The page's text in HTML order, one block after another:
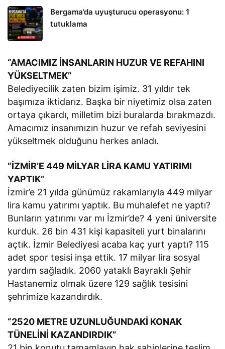
Bergama’da uyuşturucu operasyonu: 1
tutuklama
“AMACIMIZ İNSANLARIN HUZUR VE REFAHINI
YÜKSELTMEK”
Belediyecilik zaten bizim işimiz. 31 yıldır tek
başımıza iktidarız. Başka bir niyetimiz olsa zaten
ortaya çıkardı, milletim bizi buralarda bırakmazdı.
Amacımız insanımızın huzur ve refah seviyesini
yükseltmek olduğunu herkes anladı.
“İZMİR’E 449 MİLYAR LİRA KAMU YATIRIMI
YAPTIK”
İzmir’e 21 yılda günümüz rakamlarıyla 449 milyar
lira kamu yatırımı yaptık. Bu muhalefet ne yaptı?
Bunların yatırımı var mı İzmir’de? 4 yeni üniversite
kurduk. 26 bin 431 kişi kapasiteli yurt binalarını
açtık. İzmir Belediyesi acaba kaç yurt yaptı? 115
adet spor tesisi inşa ettik. 17 milyar lira sosyal
yardım sağladık. 2060 yataklı Bayraklı Şehir
Hastanemiz olmak üzere 129 sağlık tesisini
şehrimize kazandırdık.
“2520 METRE UZUNLUĞUNDAKİ KONAK
TÜNELİNİ KAZANDIRDIK”